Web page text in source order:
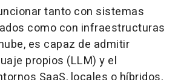
tanto con sistemas
como con infraestructuras
es capaz de admitir
propios (LLM) y el